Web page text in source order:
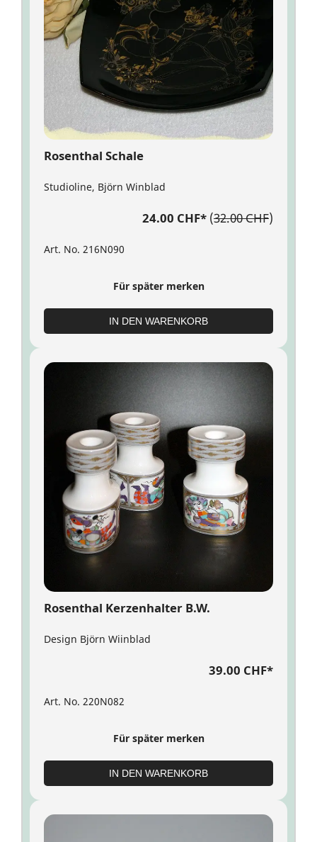
Rosenthal Schale
Studioline, Björn Winblad
24.00 CHF* (32.00 CHF)
Art. No. 216N090
Für später merken
IN DEN WARENKORB
Rosenthal Kerzenhalter B.W.
Design Björn Wiinblad
39.00 CHF*
Art. No. 220N082
Für später merken
IN DEN WARENKORB